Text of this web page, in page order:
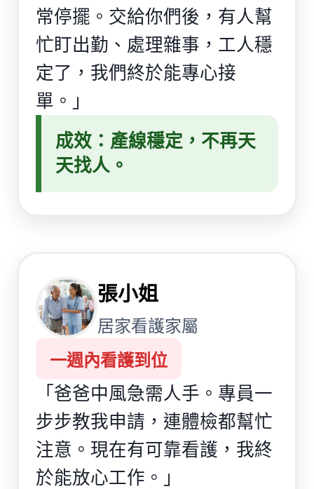
常停擺。交給你們後，有人幫
忙盯出勤、處理雜事，工人穩
定了，我們終於能專心接
單。」
成效：產線穩定，不再天
天找人。
張小姐
居家看護家屬
一週內看護到位
「爸爸中風急需人手。專員一
步步教我申請，連體檢都幫忙
注意。現在有可靠看護，我終
於能放心工作。」